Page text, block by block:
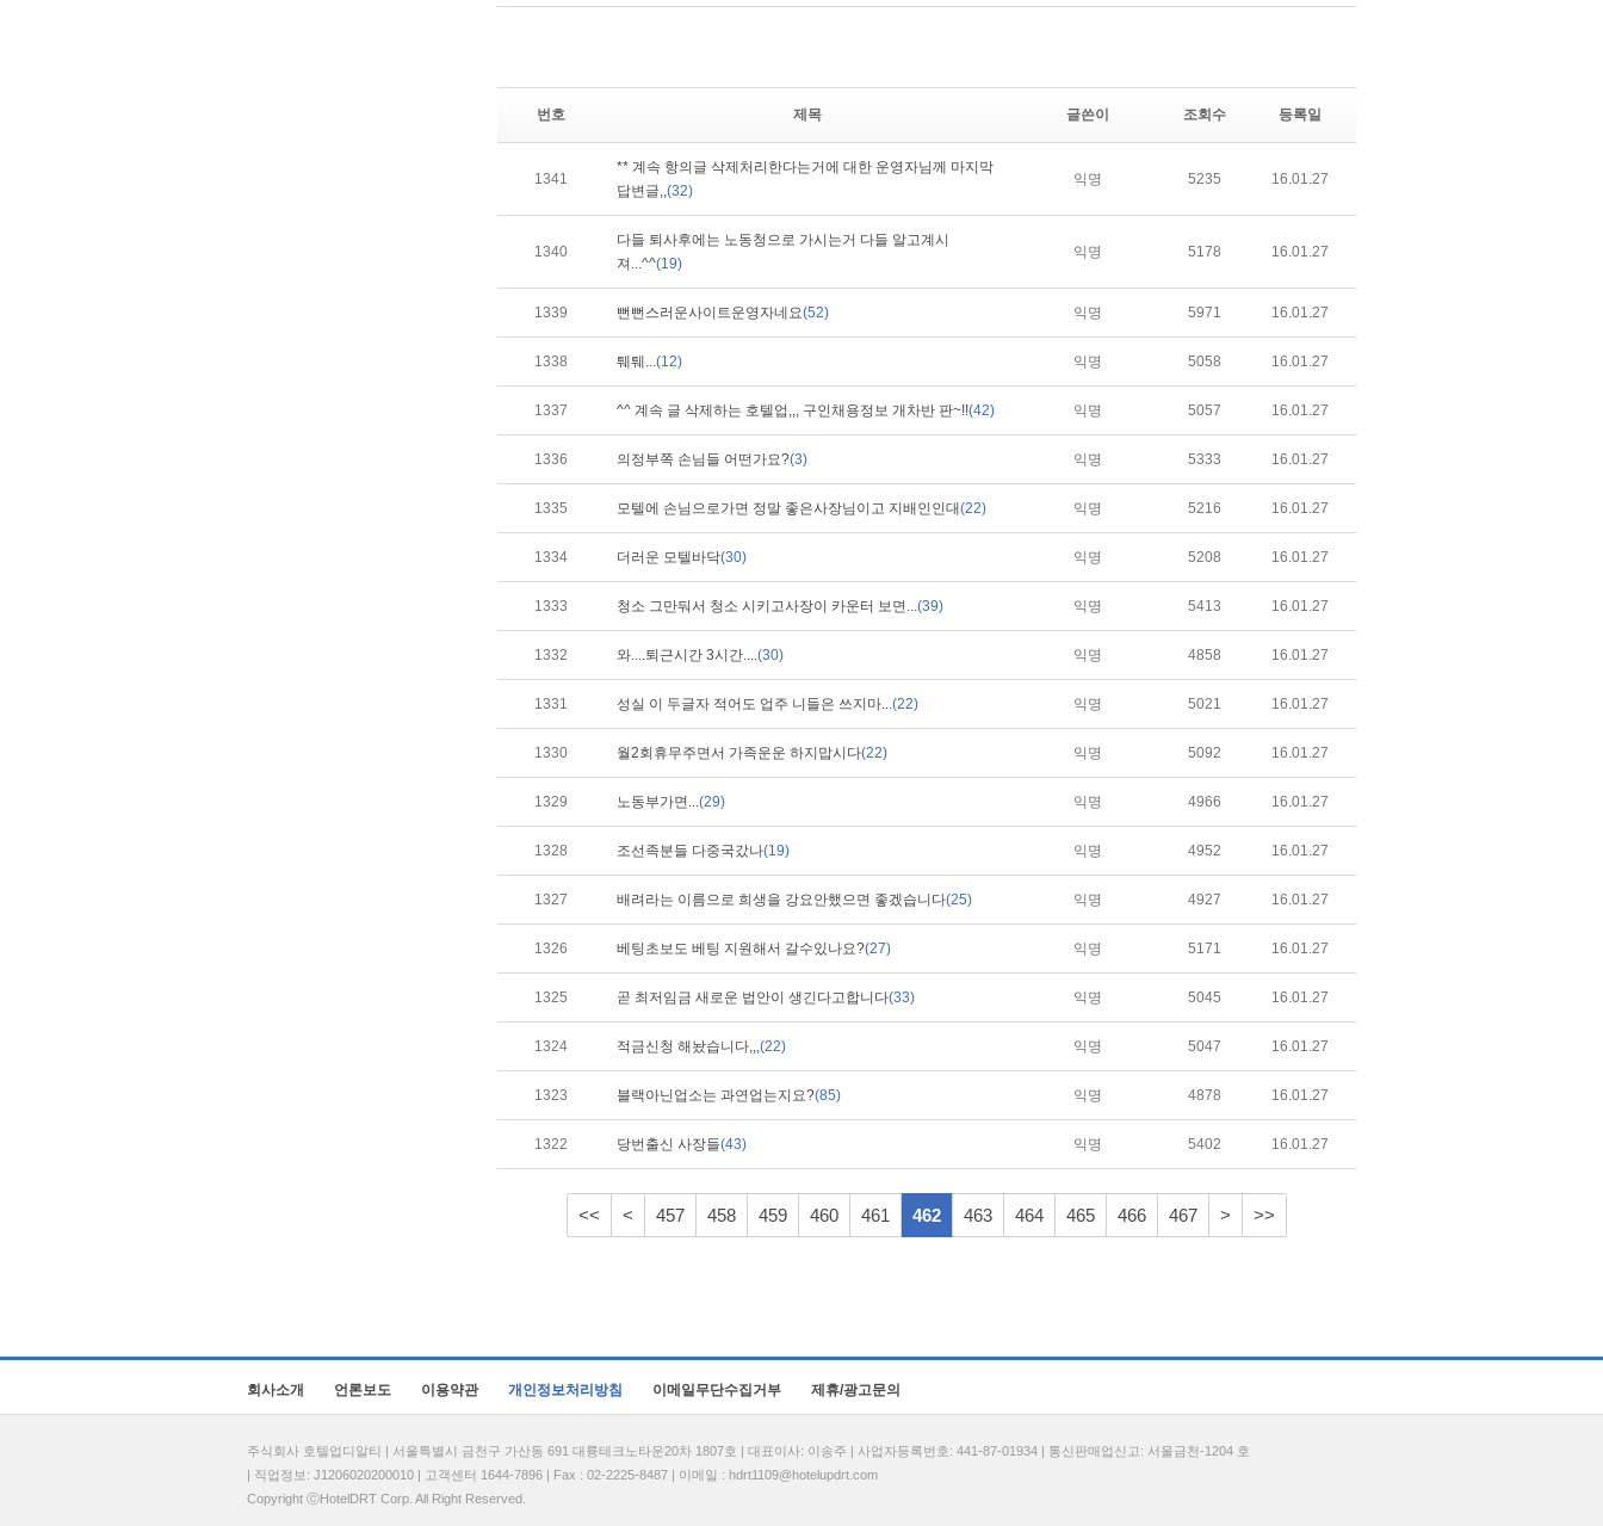
번호 제목 글쓴이 조회수 등록일
1341
** 계속 항의글 삭제처리한다는거에 대한 운영자님께 마지막
답변글,,(32)
익명 5235 16.01.27
1340
다들 퇴사후에는 노동청으로 가시는거 다들 알고계시
져...^^(19)
익명 5178 16.01.27
1339 뻔뻔스러운사이트운영자네요(52) 익명 5971 16.01.27
1338 퉤퉤...(12) 익명 5058 16.01.27
1337 ^^ 계속 글 삭제하는 호텔업,,, 구인채용정보 개차반 판~!!(42) 익명 5057 16.01.27
1336 의정부쪽 손님들 어떤가요?(3) 익명 5333 16.01.27
1335 모텔에 손님으로가면 정말 좋은사장님이고 지배인인대(22) 익명 5216 16.01.27
1334 더러운 모텔바닥(30) 익명 5208 16.01.27
1333 청소 그만둬서 청소 시키고사장이 카운터 보면...(39) 익명 5413 16.01.27
1332 와....퇴근시간 3시간....(30) 익명 4858 16.01.27
1331 성실 이 두글자 적어도 업주 니들은 쓰지마...(22) 익명 5021 16.01.27
1330 월2회휴무주면서 가족운운 하지맙시다(22) 익명 5092 16.01.27
1329 노동부가면...(29) 익명 4966 16.01.27
1328 조선족분들 다중국갔나(19) 익명 4952 16.01.27
1327 배려라는 이름으로 희생을 강요안했으면 좋겠습니다(25) 익명 4927 16.01.27
1326 베팅초보도 베팅 지원해서 갈수있나요?(27) 익명 5171 16.01.27
1325 곧 최저임금 새로운 법안이 생긴다고합니다(33) 익명 5045 16.01.27
1324 적금신청 해놨습니다,,,(22) 익명 5047 16.01.27
1323 블랙아닌업소는 과연업는지요?(85) 익명 4878 16.01.27
1322 당번출신 사장들(43) 익명 5402 16.01.27
<< < 457 458 459 460 461 462 463 464 465 466 467 > >>
회사소개 언론보도 이용약관 개인정보처리방침 이메일무단수집거부 제휴/광고문의
주식회사 호텔업디알티 | 서울특별시 금천구 가산동 691 대륭테크노타운20차 1807호 | 대표이사: 이송주 | 사업자등록번호: 441-87-01934 | 통신판매업신고: 서울금천-1204 호
| 직업정보: J1206020200010 | 고객센터 1644-7896 | Fax : 02-2225-8487 | 이메일 : hdrt1109@hotelupdrt.com
Copyright ⓒHotelDRT Corp. All Right Reserved.